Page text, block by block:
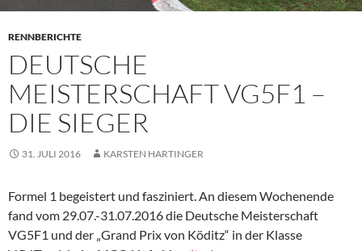
RENNBERICHTE
DEUTSCHE
MEISTERSCHAFT VG5F1 –
DIE SIEGER
31. JULI 2016 KARSTEN HARTINGER
Formel 1 begeistert und fasziniert. An diesem Wochenende
fand vom 29.07.-31.07.2016 die Deutsche Meisterschaft
VG5F1 und der „Grand Prix von Köditz“ in der Klasse